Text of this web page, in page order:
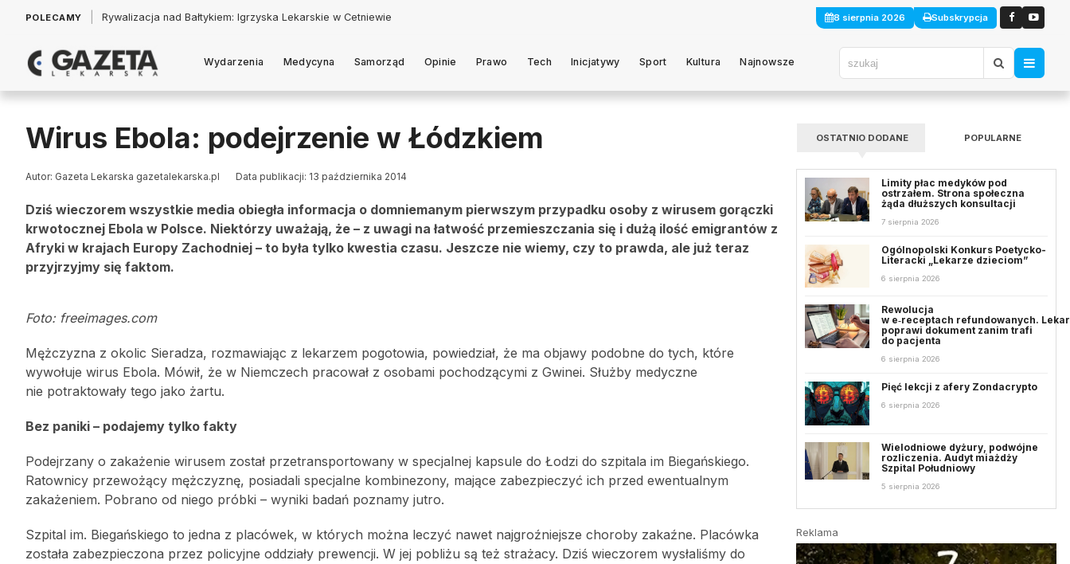
POLECAMY Łukasz Jankowski: Politycy w pogoni za króliczkiem 8 sierpnia 2026 Subskrypcja
Wydarzenia Medycyna Samorząd Opinie Prawo Tech Inicjatywy Sport Kultura Najnowsze
Wirus Ebola: podejrzenie w Łódzkiem
Autor: Gazeta Lekarska gazetalekarska.pl Data publikacji: 13 października 2014
Dziś wieczorem wszystkie media obiegła informacja o domniemanym pierwszym przypadku osoby z wirusem gorączki
krwotocznej Ebola w Polsce. Niektórzy uważają, że – z uwagi na łatwość przemieszczania się i dużą ilość emigrantów z
Afryki w krajach Europy Zachodniej – to była tylko kwestia czasu. Jeszcze nie wiemy, czy to prawda, ale już teraz
przyjrzyjmy się faktom.
Foto: freeimages.com
Mężczyzna z okolic Sieradza, rozmawiając z lekarzem pogotowia, powiedział, że ma objawy podobne do tych, które
wywołuje wirus Ebola. Mówił, że w Niemczech pracował z osobami pochodzącymi z Gwinei. Służby medyczne
nie potraktowały tego jako żartu.
Bez paniki – podajemy tylko fakty
Podejrzany o zakażenie wirusem został przetransportowany w specjalnej kapsule do Łodzi do szpitala im Biegańskiego.
Ratownicy przewożący mężczyznę, posiadali specjalne kombinezony, mające zabezpieczyć ich przed ewentualnym
zakażeniem. Pobrano od niego próbki – wyniki badań poznamy jutro.
Szpital im. Biegańskiego to jedna z placówek, w których można leczyć nawet najgroźniejsze choroby zakaźne. Placówka
została zabezpieczona przez policyjne oddziały prewencji. W jej pobliżu są też strażacy. Dziś wieczorem wysłaliśmy do
OSTATNIO DODANE POPULARNE
Limity płac medyków pod
ostrzałem. Strona społeczna
żąda dłuższych konsultacji
7 sierpnia 2026
Ogólnopolski Konkurs Poetycko-
Literacki „Lekarze dzieciom”
6 sierpnia 2026
Rewolucja
w e‑receptach refundowanych.
poprawi dokument zanim trafi
do pacjenta
6 sierpnia 2026
Pięć lekcji z afery Zondacrypto
6 sierpnia 2026
Wielodniowe dyżury, podwójne
rozliczenia. Audyt miażdży
Szpital Południowy
5 sierpnia 2026
Reklama